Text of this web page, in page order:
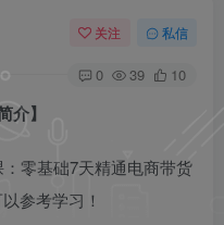
关注 私信
0 39 10
介】
零基础7天精通电商带货
参考学习！